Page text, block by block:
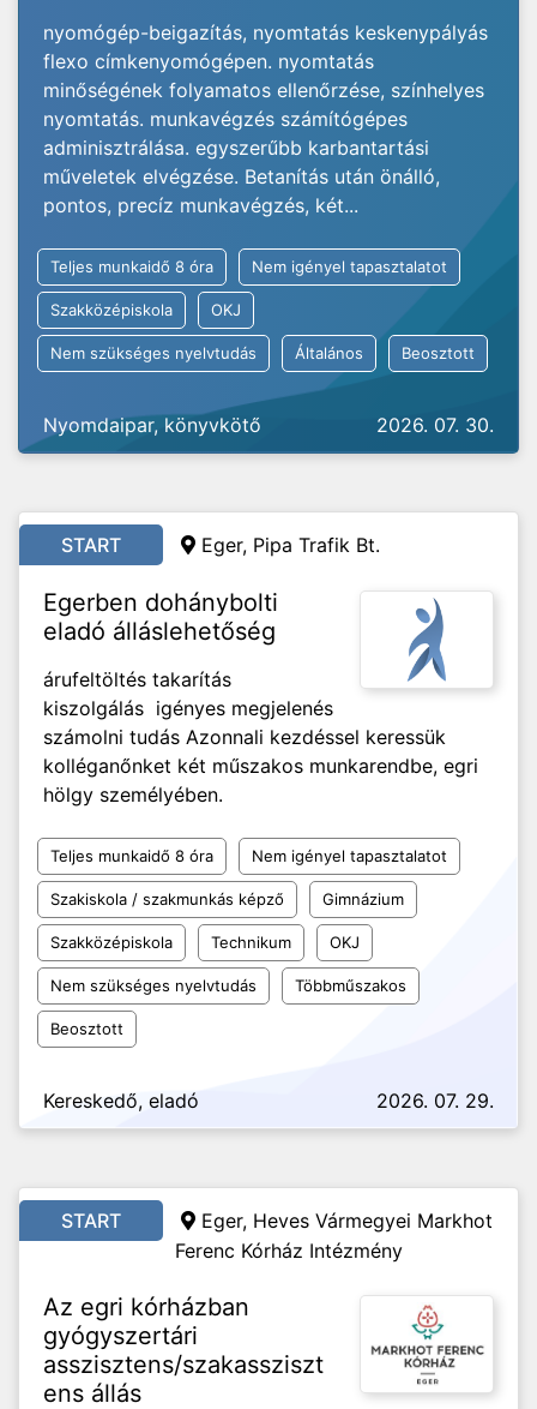
nyomógép-beigazítás, nyomtatás keskenypályás
flexo címkenyomógépen. nyomtatás
minőségének folyamatos ellenőrzése, színhelyes
nyomtatás. munkavégzés számítógépes
adminisztrálása. egyszerűbb karbantartási
műveletek elvégzése. Betanítás után önálló,
pontos, precíz munkavégzés, két...
Teljes munkaidő 8 óra Nem igényel tapasztalatot
Szakközépiskola OKJ
Nem szükséges nyelvtudás Általános Beosztott
Nyomdaipar, könyvkötő 2026. 07. 30.
START Eger, Pipa Trafik Bt.
Egerben dohánybolti
eladó álláslehetőség
árufeltöltés takarítás
kiszolgálás igényes megjelenés
számolni tudás Azonnali kezdéssel keressük
kolléganőnket két műszakos munkarendbe, egri
hölgy személyében.
Teljes munkaidő 8 óra Nem igényel tapasztalatot
Szakiskola / szakmunkás képző Gimnázium
Szakközépiskola Technikum OKJ
Nem szükséges nyelvtudás Többműszakos
Beosztott
Kereskedő, eladó 2026. 07. 29.
START
Eger, Heves Vármegyei Markhot
Ferenc Kórház Intézmény
Az egri kórházban
gyógyszertári
asszisztens/szakassziszt
ens állás